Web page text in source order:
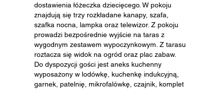
dostawienia łóżeczka dziecięcego. W pokoju
znajdują się trzy rozkładane kanapy, szafa,
szafka nocna, lampka oraz telewizor. Z pokoju
prowadzi bezpośrednie wyjście na taras z
wygodnym zestawem wypoczynkowym. Z tarasu
roztacza się widok na ogród oraz plac zabaw.
Do dyspozycji gości jest aneks kuchenny
wyposażony w lodówkę, kuchenkę indukcyjną,
garnek, patelnię, mikrofalówkę, czajnik, komplet